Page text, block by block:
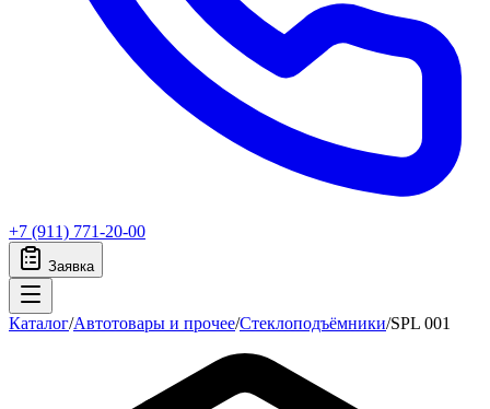
+7 (911) 771-20-00
Заявка
Каталог/Автотовары и прочее/Стеклоподъёмники/SPL 001